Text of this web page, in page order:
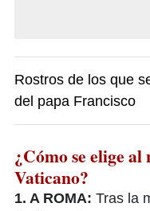
Rostros de los que
del papa Francisco
¿Cómo se elige al
Vaticano?
1. A ROMA: Tras la